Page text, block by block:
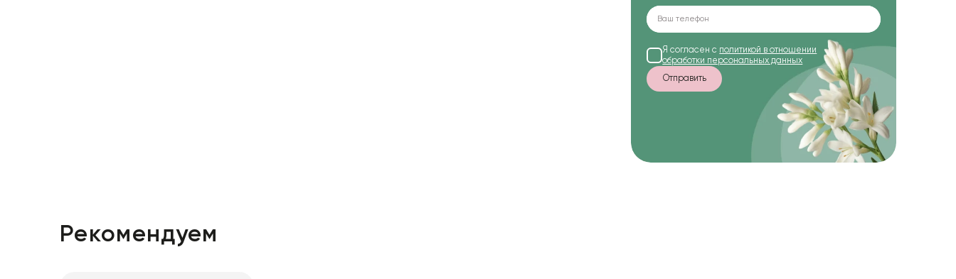
Я согласен с политикой в отношении
обработки персональных данных
Отправить
Рекомендуем